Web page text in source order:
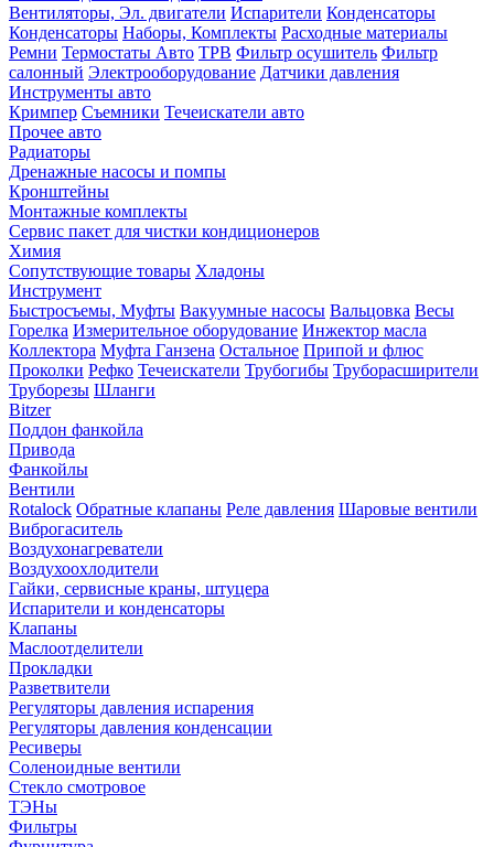
Вентиляторы, Эл. двигатели Испарители Конденсаторы
Конденсаторы Наборы, Комплекты Расходные материалы
Ремни Термостаты Авто ТРВ Фильтр осушитель Фильтр
салонный Электрооборудование Датчики давления
Инструменты авто
Кримпер Съемники Течеискатели авто
Прочее авто
Радиаторы
Дренажные насосы и помпы
Кронштейны
Монтажные комплекты
Сервис пакет для чистки кондиционеров
Химия
Сопутствующие товары Хладоны
Инструмент
Быстросъемы, Муфты Вакуумные насосы Вальцовка Весы
Горелка Измерительное оборудование Инжектор масла
Коллектора Муфта Ганзена Остальное Припой и флюс
Проколки Рефко Течеискатели Трубогибы Труборасширители
Труборезы Шланги
Bitzer
Поддон фанкойла
Привода
Фанкойлы
Вентили
Rotalock Обратные клапаны Реле давления Шаровые вентили
Виброгаситель
Воздухонагреватели
Воздухоохлодители
Гайки, сервисные краны, штуцера
Испарители и конденсаторы
Клапаны
Маслоотделители
Прокладки
Разветвители
Регуляторы давления испарения
Регуляторы давления конденсации
Ресиверы
Соленоидные вентили
Стекло смотровое
ТЭНы
Фильтры